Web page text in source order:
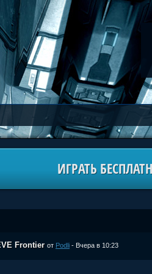
ИГРАТЬ
Frontier от Podli - Вчера в 10:23